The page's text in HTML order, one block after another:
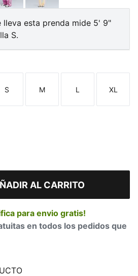
lleva esta prenda mide 5' 9"
S.
Talla
S
Talla
M
Talla
L
Talla
XL
deseosAL CARRITO
para envio gratis!
en todos los pedidos que